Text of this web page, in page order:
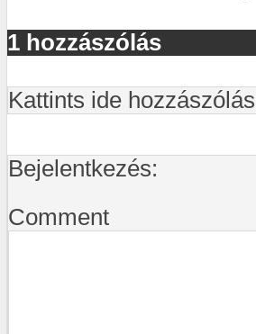
1 hozzászólás
Kattints ide
Bejelentkezés:
Comment